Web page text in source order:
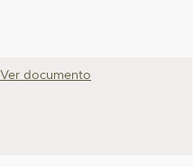
Ver documento